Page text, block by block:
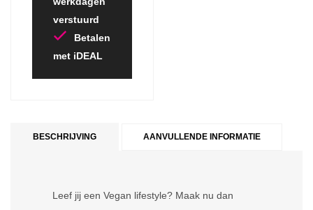
verstuurd
Betalen
met iDEAL
BESCHRIJVING AANVULLENDE INFORMATIE
Leef jij een Vegan lifestyle? Maak nu dan